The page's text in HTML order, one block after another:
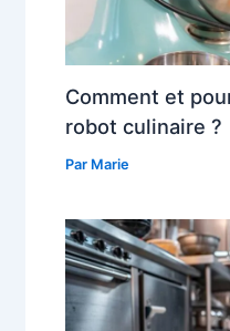
Comment et
robot culinaire ?
Par Marie